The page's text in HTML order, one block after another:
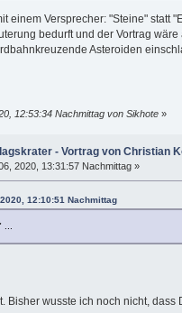
einem Versprecher: "Steine"
bedurft und der Vortrag
Asteroiden
12:53:34 Nachmittag von Sikhote»
- Vortrag von Christian
2020, 13:31:57 Nachmittag »
12:10:51 Nachmittag
Bisher wusste ich noch nicht,